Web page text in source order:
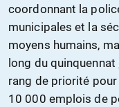
coordonnant la
municipales et la
moyens humains,
long du
rang de priorité
10 000 emplois de